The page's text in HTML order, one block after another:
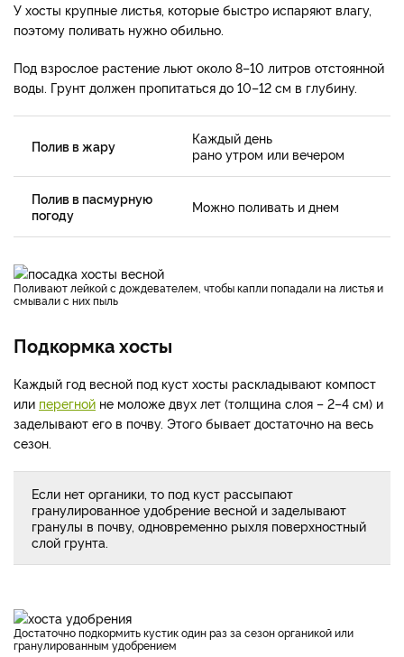
У хосты крупные листья, которые быстро испаряют влагу,
поэтому поливать нужно обильно.
Под взрослое растение льют около 8–10 литров отстоянной
воды. Грунт должен пропитаться до 10–12 см в глубину.
Полив в жару
Каждый день
рано утром или вечером
Полив в пасмурную
погоду
Можно поливать и днем
Поливают лейкой с дождевателем, чтобы капли попадали на листья и
смывали с них пыль
Подкормка хосты
Каждый год весной под куст хосты раскладывают компост
или перегной не моложе двух лет (толщина слоя – 2–4 см) и
заделывают его в почву. Этого бывает достаточно на весь
сезон.
Если нет органики, то под куст рассыпают
гранулированное удобрение весной и заделывают
гранулы в почву, одновременно рыхля поверхностный
слой грунта.
Достаточно подкормить кустик один раз за сезон органикой или
гранулированным удобрением